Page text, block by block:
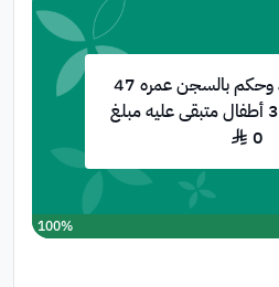
عليه امر بالتنفيذ وحكم بالسجن عمره 47
عاما متزوج لديه 3 أطفال متبقى عليه مبلغ
100%